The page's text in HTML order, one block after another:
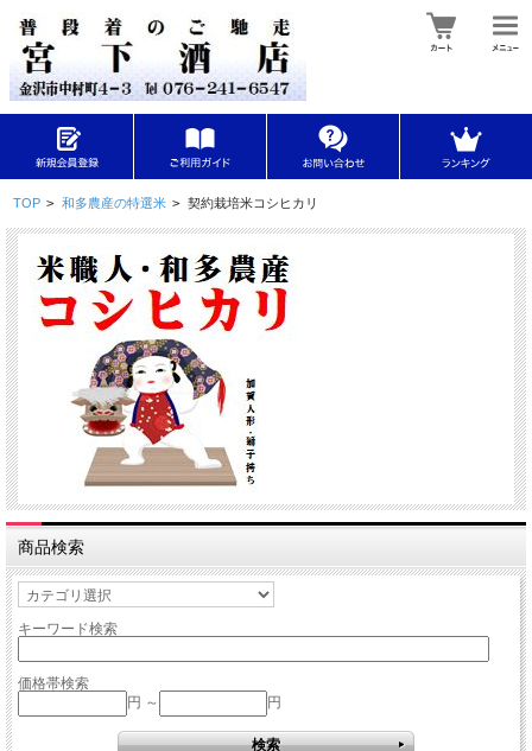
TOP > 和多農産の特選米 > 契約栽培米コシヒカリ
商品検索
キーワード検索
価格帯検索
円 ～
円